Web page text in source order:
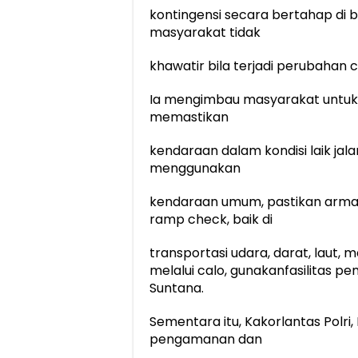
kontingensi secara bertahap di
masyarakat tidak
khawatir bila terjadi perubahan
Ia mengimbau masyarakat
memastikan
kendaraan dalam kondisi laik
menggunakan
kendaraan umum, pastikan
ramp check, baik di
transportasi udara, darat, laut,
melalui calo, gunakanfasilitas
Suntana.
Sementara itu, Kakorlantas
pengamanan dan